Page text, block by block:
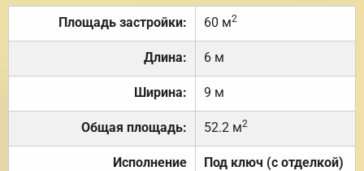
Площадь застройки: 60 м2
Длина: 6 м
Ширина: 9 м
Общая площадь: 52.2 м2
Исполнение Под ключ (с отделкой)